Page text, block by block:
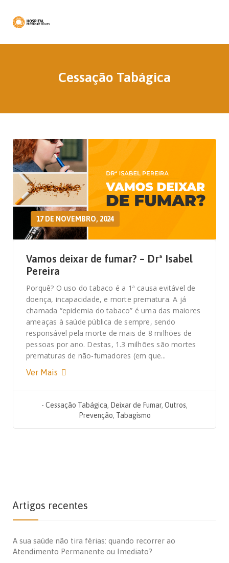
Cessação Tabágica
17 DE NOVEMBRO, 2024
Vamos deixar de fumar? – Drª Isabel
Pereira
Porquê? O uso do tabaco é a 1ª causa evitável de
doença, incapacidade, e morte prematura. A já
chamada “epidemia do tabaco” é uma das maiores
ameaças à saúde pública de sempre, sendo
responsável pela morte de mais de 8 milhões de
pessoas por ano. Destas, 1.3 milhões são mortes
prematuras de não-fumadores (em que...
Ver Mais
- Cessação Tabágica, Deixar de Fumar, Outros,
Prevenção, Tabagismo
Artigos recentes
A sua saúde não tira férias: quando recorrer ao
Atendimento Permanente ou Imediato?